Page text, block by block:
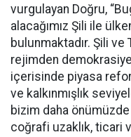
vurgulayan Doğru,
alacağımız Şili ile
bulunmaktadır. Şili
rejimden
içerisinde piyasa
ve kalkınmışlık
bizim daha
coğrafi uzaklık, ticari